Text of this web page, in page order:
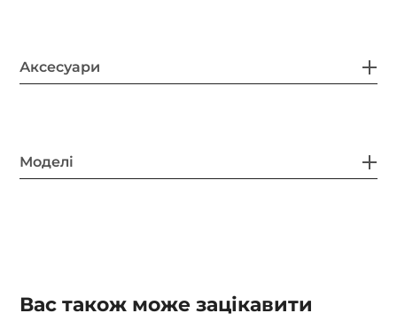
Аксесуари
Моделі
Вас також може зацікавити